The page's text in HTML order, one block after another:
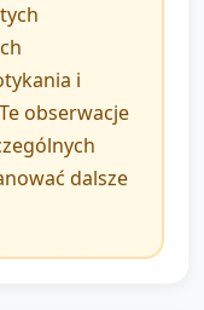
i
obserwacje
dalsze